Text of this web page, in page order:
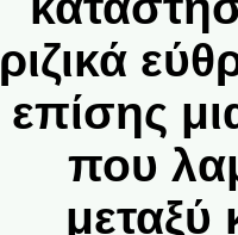
ριζικά
επίσης
που
μεταξύ